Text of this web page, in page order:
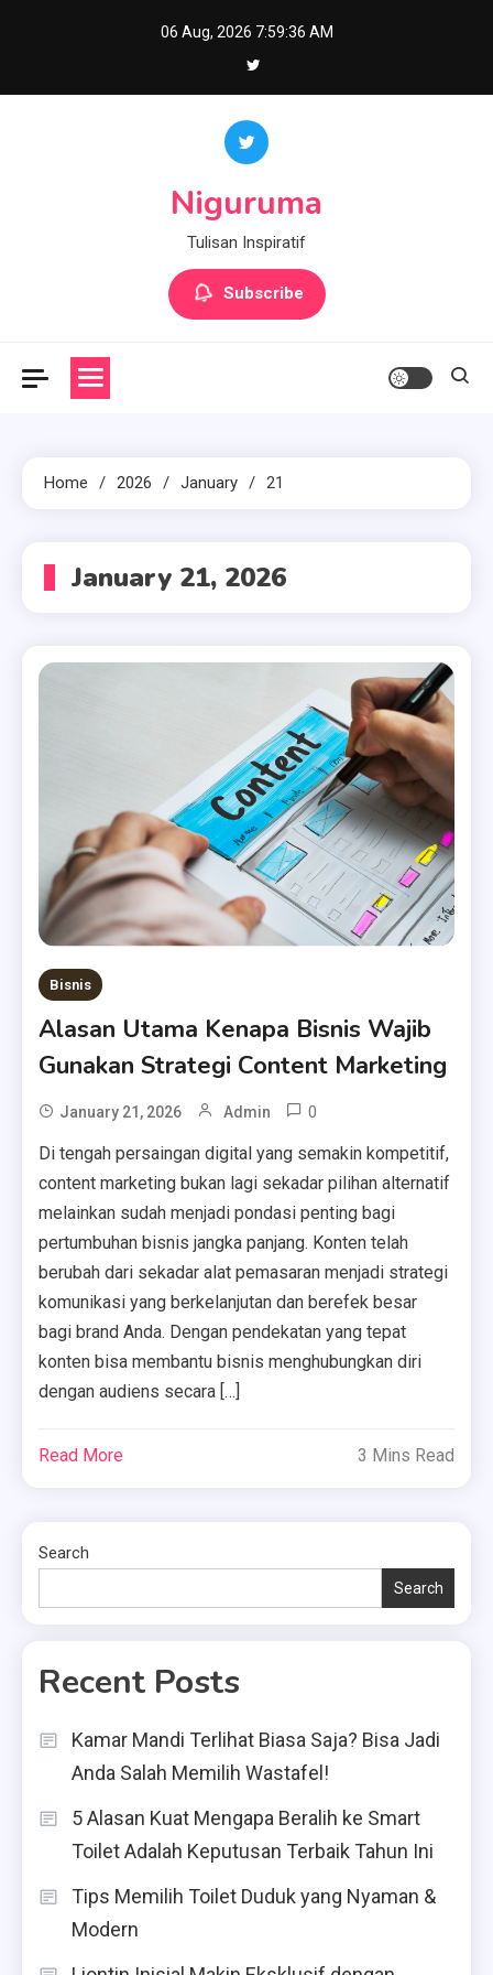
06 Aug, 2026 7:59:37 AM
Niguruma
Tulisan Inspiratif
Subscribe
Home 2026 January 21
January 21, 2026
Bisnis
Alasan Utama Kenapa Bisnis Wajib
Gunakan Strategi Content Marketing
January 21, 2026 Admin 0
Di tengah persaingan digital yang semakin kompetitif,
content marketing bukan lagi sekadar pilihan alternatif
melainkan sudah menjadi pondasi penting bagi
pertumbuhan bisnis jangka panjang. Konten telah
berubah dari sekadar alat pemasaran menjadi strategi
komunikasi yang berkelanjutan dan berefek besar
bagi brand Anda. Dengan pendekatan yang tepat
konten bisa membantu bisnis menghubungkan diri
dengan audiens secara […]
Read More 3 Mins Read
Search
Search
Recent Posts
Kamar Mandi Terlihat Biasa Saja? Bisa Jadi
Anda Salah Memilih Wastafel!
5 Alasan Kuat Mengapa Beralih ke Smart
Toilet Adalah Keputusan Terbaik Tahun Ini
Tips Memilih Toilet Duduk yang Nyaman &
Modern